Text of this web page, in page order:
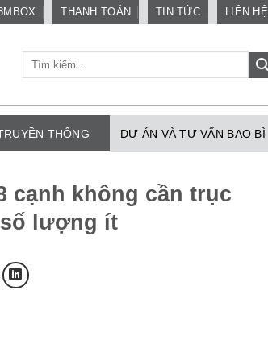
THANH TOÁN TIN TỨC LIÊN HỆ
THÔNG DỰ ÁN VÀ TƯ VẤN BAO BÌ
cạnh không cần trục
lượng ít